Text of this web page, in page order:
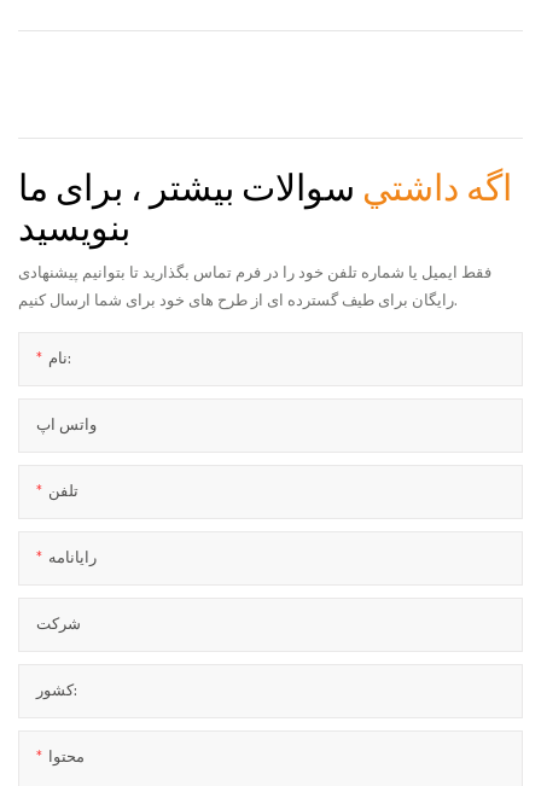
اگه داشتي سوالات بیشتر ، برای ما
بنویسید
فقط ایمیل یا شماره تلفن خود را در فرم تماس بگذارید تا بتوانیم پیشنهادی
رایگان برای طیف گسترده ای از طرح های خود برای شما ارسال کنیم.
نام:
واتس اپ
تلفن
رایانامه
شرکت
کشور:
محتوا